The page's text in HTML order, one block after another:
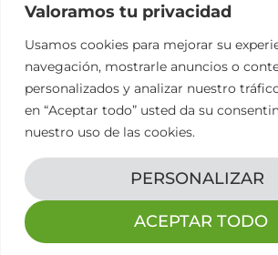
Valoramos tu privacidad
Usamos cookies para mejorar su
navegación, mostrarle anuncios o
personalizados y analizar nuestro
en “Aceptar todo” usted da su
nuestro uso de las cookies.
PERSONALIZAR
ACEPTAR TODO
NEWSLETTER
TELEGRAM
Aviso legal
Diseño